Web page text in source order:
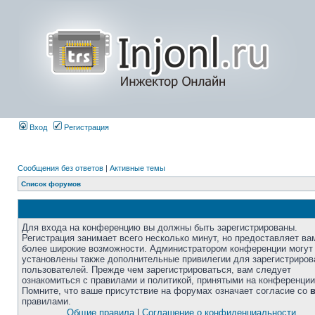
Вход Регистрация
Сообщения без ответов | Активные темы
Список форумов
Для входа на конференцию вы должны быть зарегистрированы.
Регистрация занимает всего несколько минут, но предоставляет
более широкие возможности. Администратором конференции
установлены также дополнительные привилегии для
пользователей. Прежде чем зарегистрироваться, вам следует
ознакомиться с правилами и политикой, принятыми на
Помните, что ваше присутствие на форумах означает согласие со
правилами.
Общие правила| Соглашение о конфиденциальности